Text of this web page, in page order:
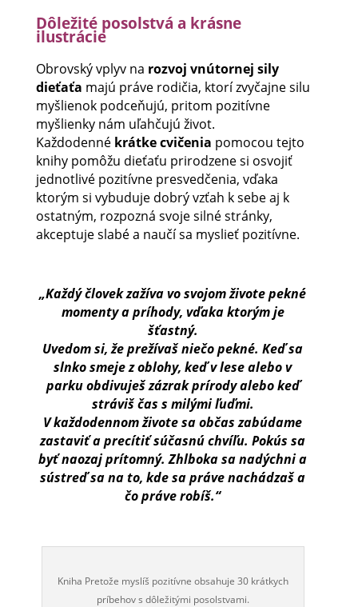
Dôležité posolstvá a krásne
ilustrácie
Obrovský vplyv na rozvoj vnútornej sily
dieťaťa majú práve rodičia, ktorí zvyčajne silu
myšlienok podceňujú, pritom pozitívne
myšlienky nám uľahčujú život.
Každodenné krátke cvičenia pomocou tejto
knihy pomôžu dieťaťu prirodzene si osvojiť
jednotlivé pozitívne presvedčenia, vďaka
ktorým si vybuduje dobrý vzťah k sebe aj k
ostatným, rozpozná svoje silné stránky,
akceptuje slabé a naučí sa myslieť pozitívne.
„Každý človek zažíva vo svojom živote pekné
momenty a príhody, vďaka ktorým je
šťastný.
Uvedom si, že prežívaš niečo pekné. Keď sa
slnko smeje z oblohy, keď v lese alebo v
parku obdivuješ zázrak prírody alebo keď
stráviš čas s milými ľuďmi.
V každodennom živote sa občas zabúdame
zastaviť a precítiť súčasnú chvíľu. Pokús sa
byť naozaj prítomný. Zhlboka sa nadýchni a
sústreď sa na to, kde sa práve nachádzaš a
čo práve robíš.“
Kniha Pretože myslíš pozitívne obsahuje 30 krátkych
príbehov s dôležitými posolstvami.